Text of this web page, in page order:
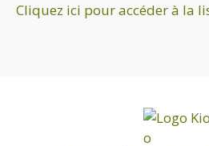
Cliquez ici pour accéder à la